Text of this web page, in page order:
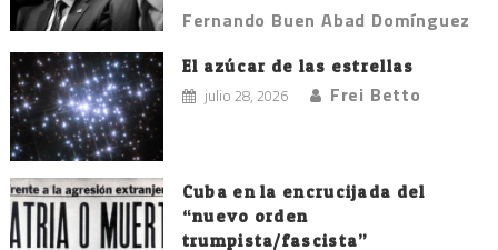
Fernando Buen Abad Domínguez
El azúcar de las estrellas
julio 28, 2026 Frei Betto
Cuba en la encrucijada del
“nuevo orden
trumpista/fascista”